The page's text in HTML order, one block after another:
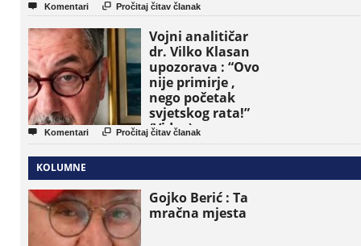
 Komentari  Pročitaj čitav članak
Vojni analitičar
dr. Vilko Klasan
upozorava : “Ovo
nije primirje ,
nego početak
svjetskog rata!”
(Video)
 Komentari  Pročitaj čitav članak
KOLUMNE
Gojko Berić : Ta
mračna mjesta